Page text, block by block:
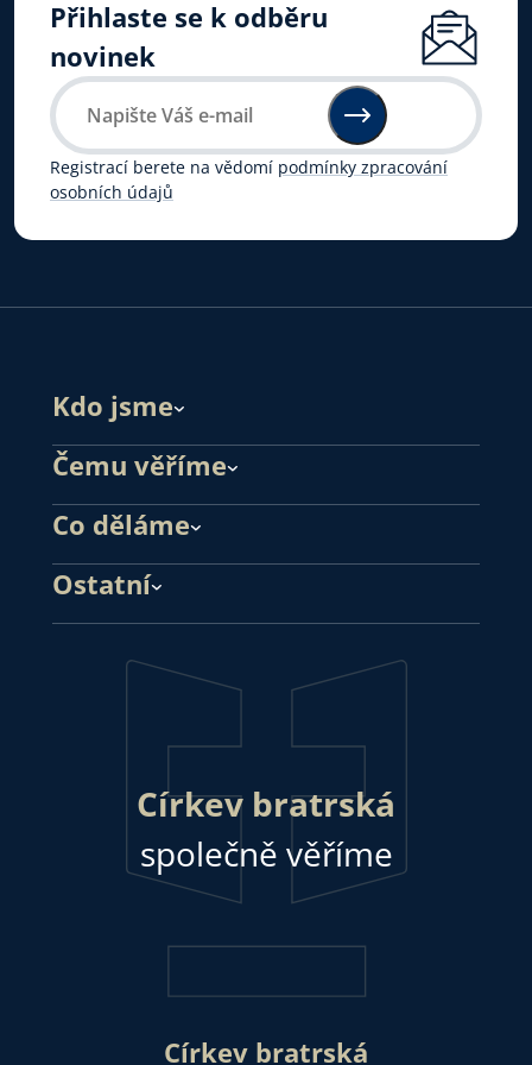
Přihlaste se k odběru
novinek
Registrací berete na vědomí podmínky zpracování
osobních údajů
Kdo jsme
Čemu věříme
Co děláme
Ostatní
Církev bratrská
společně věříme
Církev bratrská